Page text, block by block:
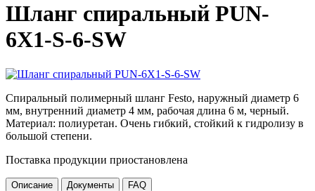
Шланг спиральный PUN-
6X1-S-6-SW
Спиральный полимерный шланг Festo, наружный диаметр 6
мм, внутренний диаметр 4 мм, рабочая длина 6 м, черный.
Материал: полиуретан. Очень гибкий, стойкий к гидролизу в
большой степени.
Поставка продукции приостановлена
Описание Документы FAQ